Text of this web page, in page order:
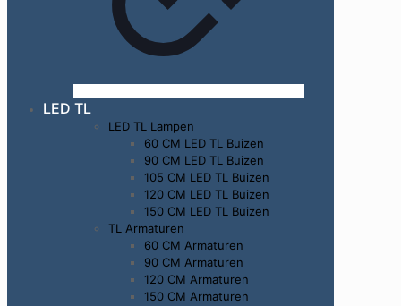
LED TL
LED TL Lampen
60 CM LED TL Buizen
90 CM LED TL Buizen
105 CM LED TL Buizen
120 CM LED TL Buizen
150 CM LED TL Buizen
TL Armaturen
60 CM Armaturen
90 CM Armaturen
120 CM Armaturen
150 CM Armaturen